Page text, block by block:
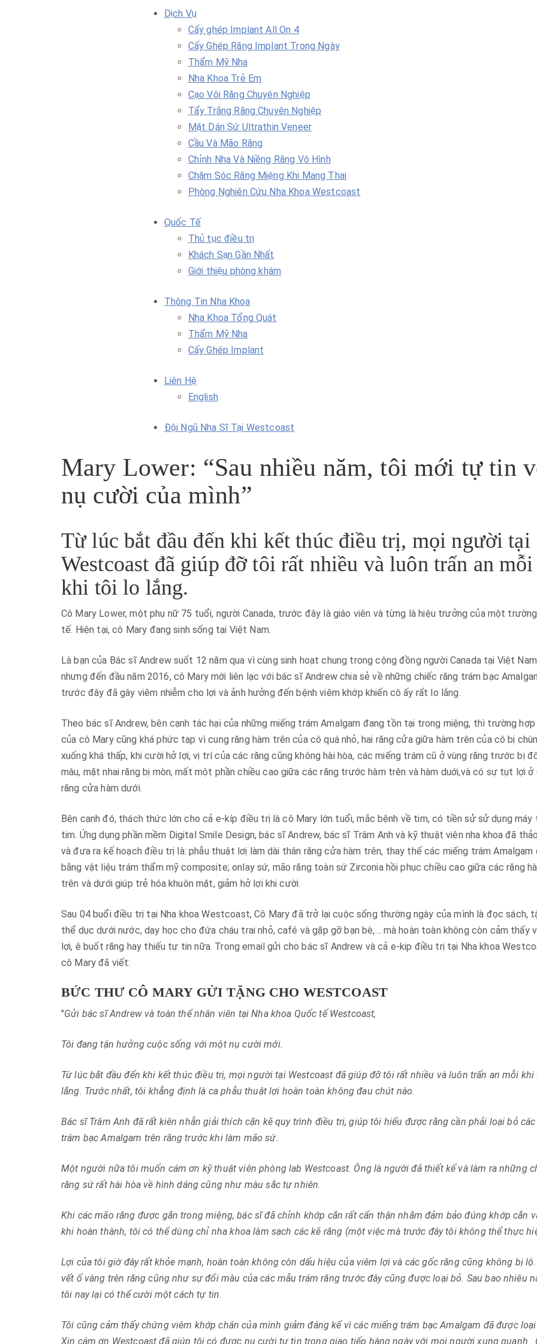
Dịch Vụ
Cấy ghép Implant All On 4
Cấy Ghép Răng Implant Trong Ngày
Thẩm Mỹ Nha
Nha Khoa Trẻ Em
Cạo Vôi Răng Chuyên Nghiệp
Tẩy Trắng Răng Chuyên Nghiệp
Mặt Dán Sứ Ultrathin Veneer
Cầu Và Mão Răng
Chỉnh Nha Và Niềng Răng Vô Hình
Chăm Sóc Răng Miệng Khi Mang Thai
Phòng Nghiên Cứu Nha Khoa Westcoast
Quốc Tế
Thủ tục điều trị
Khách Sạn Gần Nhất
Giới thiệu phòng khám
Thông Tin Nha Khoa
Nha Khoa Tổng Quát
Thẩm Mỹ Nha
Cấy Ghép Implant
Liên Hệ
English
Đội Ngũ Nha Sĩ Tại Westcoast
Mary Lower: “Sau nhiều năm, tôi mới tự tin
nụ cười của mình”
Từ lúc bắt đầu đến khi kết thúc điều trị, mọi người tại
Westcoast đã giúp đỡ tôi rất nhiều và luôn trấn an mỗi
khi tôi lo lắng.
Cô Mary Lower, một phụ nữ 75 tuổi, người Canada, trước đây là giáo viên và từng là hiệu trưởng của một
tế. Hiện tại, cô Mary đang sinh sống tại Việt Nam.
Là bạn của Bác sĩ Andrew suốt 12 năm qua vì cùng sinh hoạt chung trong cộng đồng người Canada tại Việt
nhưng đến đầu năm 2016, cô Mary mới liên lạc với bác sĩ Andrew chia sẻ về những chiếc răng trám bạc
trước đây đã gây viêm nhiễm cho lợi và ảnh hưởng đến bệnh viêm khớp khiến cô ấy rất lo lắng.
Theo bác sĩ Andrew, bên cạnh tác hại của những miếng trám Amalgam đang tồn tại trong miệng, thì trường hợp
của cô Mary cũng khá phức tạp vì cung răng hàm trên của cô quá nhỏ, hai răng cửa giữa hàm trên của cô bị chùn
xuống khá thấp, khi cười hở lợi, vị trí của các răng cũng không hài hòa, các miếng trám cũ ở vùng răng trước bị
màu, mặt nhai răng bị mòn, mất một phần chiều cao giữa các răng trước hàm trên và hàm duới,và có sự tụt lợi ở
răng cửa hàm dưới.
Bên cạnh đó, thách thức lớn cho cả e-kíp điều trị là cô Mary lớn tuổi, mắc bệnh về tim, có tiền sử sử dụng máy
tim. Ứng dụng phần mềm Digital Smile Design, bác sĩ Andrew, bác sĩ Trâm Anh và kỹ thuật viên nha khoa đã
và đưa ra kế hoạch điều trị là: phẫu thuật lơị làm dài thân răng cửa hàm trên, thay thế các miếng trám Amalgam
bằng vật liệu trám thẩm mỹ composite; onlay sứ, mão răng toàn sứ Zirconia hồi phục chiều cao giữa các răng
trên và dưới giúp trẻ hóa khuôn mặt, giảm hở lợi khi cười.
Sau 04 buổi điều trị tại Nha khoa Westcoast, Cô Mary đã trở lại cuộc sống thường ngày của mình là đọc sách,
thể dục dưới nước, dạy học cho đứa cháu trai nhỏ, café và gặp gỡ bạn bè,… mà hoàn toàn không còn cảm thấy
lợi, ê buốt răng hay thiếu tự tin nữa. Trong email gửi cho bác sĩ Andrew và cả e-kip điều trị tại Nha khoa
cô Mary đã viết:
BỨC THƯ CÔ MARY GỬI TẶNG CHO WESTCOAST
"Gửi bác sĩ Andrew và toàn thể nhân viên tại Nha khoa Quốc tế Westcoast,
Tôi đang tận hưởng cuộc sống với một nụ cười mới.
Từ lúc bắt đầu đến khi kết thúc điều trị, mọi người tại Westcoast đã giúp đỡ tôi rất nhiều và luôn trấn an mỗi khi
lắng. Trước nhất, tôi khẳng định là ca phẫu thuật lợi hoàn toàn không đau chút nào.
Bác sĩ Trâm Anh đã rất kiên nhẫn giải thích cặn kẽ quy trình điều trị, giúp tôi hiểu được rằng cần phải loại bỏ các
trám bạc Amalgam trên răng trước khi làm mão sứ.
Một người nữa tôi muốn cám ơn kỹ thuật viên phòng lab Westcoast. Ông là người đã thiết kế và làm ra những
răng sứ rất hài hòa về hình dáng cũng như màu sắc tự nhiên.
Khi các mão răng được gắn trong miệng, bác sĩ đã chỉnh khớp cắn rất cẩn thận nhằm đảm bảo đúng khớp cắn
khi hoàn thành, tôi có thể dùng chỉ nha khoa làm sạch các kẽ răng (một việc mà trước đây tôi không thể thực
Lợi của tôi giờ đây rất khỏe mạnh, hoàn toàn không còn dấu hiệu của viêm lợi và các gốc răng cũng không bị lộ.
vết ố vàng trên răng cũng như sự đổi màu của các mẫu trám răng trước đây cũng được loại bỏ. Sau bao nhiêu
tôi nay lại có thể cười một cách tự tin.
Tôi cũng cảm thấy chứng viêm khớp chân của mình giảm đáng kể vì các miếng trám bạc Amalgam đã được loại
Xin cám ơn Westcoast đã giúp tôi có được nụ cười tự tin trong giao tiếp hàng ngày với mọi người xung quanh .